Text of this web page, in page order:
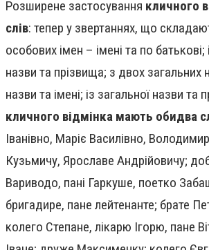
Розширене застосування кличного
слів: тепер у звертаннях, що
особових імен – імені та по батькові;
назви та прізвища; з двох загальних
назви та імені; із загальної назви та
кличного відмінка мають обидва
Іванівно, Маріє Василівно,
Кузьмичу, Ярославе Андрійовичу;
Вариводо, пані Гаркуше, поетко
бригадире, пане лейтенанте; брате
колего Степане, лікарю Ігорю, пане